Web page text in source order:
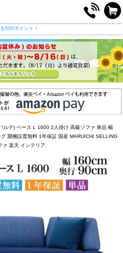
500ポイント！
ルテ) ベース L 1600 2人掛け 高級ソファ 単品 幅
開梱設置無料 1年保証 国産 MARUICHI SELLING
ァ 楽天 インテリア